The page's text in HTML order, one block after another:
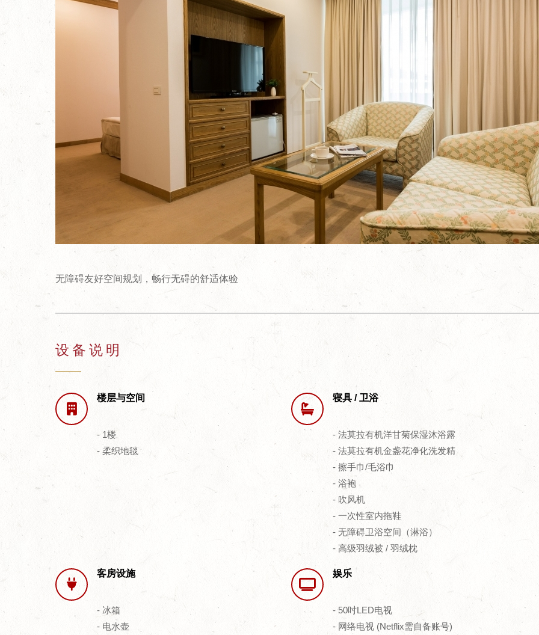
无障碍友好空间规划，畅行无碍的舒适体验
设备说明
楼层与空间
- 1楼
- 柔织地毯
寝具 / 卫浴
- 法莫拉有机洋甘菊保湿沐浴露
- 法莫拉有机金盏花净化洗发精
- 擦手巾/毛浴巾
- 浴袍
- 吹风机
- 一次性室内拖鞋
- 无障碍卫浴空间（淋浴）
- 高级羽绒被 / 羽绒枕
客房设施
- 冰箱
- 电水壶
娱乐
- 50吋LED电视
- 网络电视 (Netflix需自备账号)